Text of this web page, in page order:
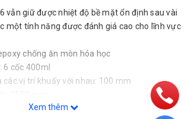
vẫn giữ được nhiệt độ bề mặt ổn định sau vài
một tính năng được đánh giá cao cho lĩnh vực
chống ăn mòn hóa học
6 cốc 400ml
các vị trí khuấy với nhau: 100 mm
châm năng lượng cao loại PCM, hoạt động với
Xem thêm